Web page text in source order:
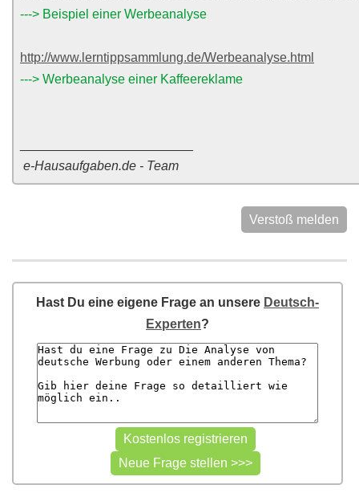
---> Beispiel einer Werbeanalyse
http://www.lerntippsammlung.de/Werbeanalyse.html
---> Werbeanalyse einer Kaffeereklame
e-Hausaufgaben.de - Team
Verstoß melden
Hast Du eine eigene Frage an unsere Deutsch-
Experten?